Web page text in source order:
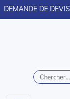
DEMANDE DE DEVIS